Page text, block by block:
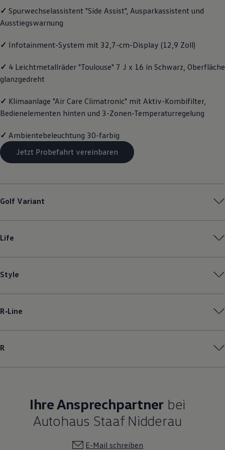
Motorenöl und Flüssigkeiten
Räder und Reifen
Pannen- und Unfallhilfe
Volkswagen Teile
Modellspezifisches Zubehör
Schutz und Pflege
Individualisieren
Wallbox und Ladekabel
Digitale Extras
Volkswagen Apps, Login und Shop
Handy und Fahrzeug verbinden
Updates für Software, Karten und Radio
Über Ihr Auto
✓ Spurwechselassistent "Side Assist", Ausparkassistent und
Ausstiegswarnung
✓ Infotainment-System mit 32,7-cm-Display (12,9 Zoll)
✓ 4 Leichtmetallräder "Toulouse" 7 J x 16 in Schwarz, Oberfläche
glanzgedreht
✓ Klimaanlage "Air Care Climatronic" mit Aktiv-Kombifilter,
Bedienelementen hinten und 3-Zonen-Temperaturregelung
✓ Ambientebeleuchtung 30-farbig
Jetzt Probefahrt vereinbaren
Golf Variant
Life
Style
R‑Line
R
Ihre Ansprechpartner bei
Autohaus Staaf Nidderau
E-Mail schreiben